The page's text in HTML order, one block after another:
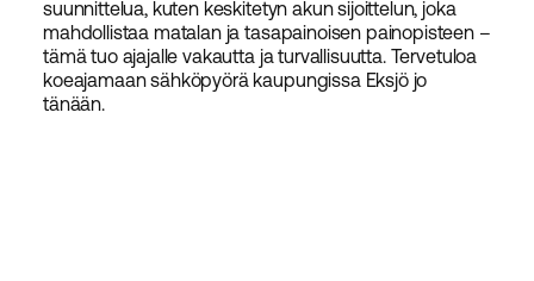
suunnittelua, kuten keskitetyn akun sijoittelun, joka
mahdollistaa matalan ja tasapainoisen painopisteen –
tämä tuo ajajalle vakautta ja turvallisuutta. Tervetuloa
koeajamaan sähköpyörä kaupungissa Eksjö jo
tänään.